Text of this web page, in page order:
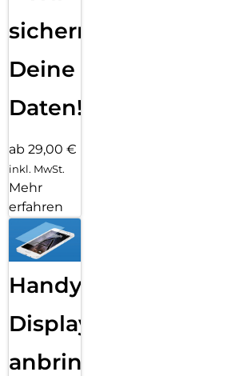
sichern
Deine
Daten!
ab 29,00 €
inkl. MwSt.
Mehr
erfahren
Handy
Displayfolie
anbringen